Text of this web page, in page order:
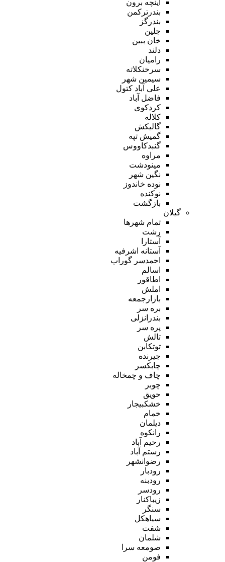
اینچه برون
بندرترکمن
بندرگز
جلین
خان ببین
دلند
رامیان
سرخنکلاته
سیمین شهر
علی آباد کتول
فاضل آباد
کردکوی
کلاله
گالیکش
گمیش تپه
گنبدکاووس
مراوه
مینودشت
نگین شهر
نوده خاندوز
نوکنده
بازگشت
گیلان
تمام شهر‌ها
رشت
آستارا
آستانه اشرفیه
احمدسر گوراب
اسالم
اطاقور
املش
بازارجمعه
بره سر
بندرانزلی
پره سر
تالش
توتکابن
جیرنده
چابکسر
چاف و چمخاله
چوبر
حویق
خشکبیجار
خمام
دیلمان
رانکوه
رحیم آباد
رستم آباد
رضوانشهر
رودبار
رودبنه
رودسر
زیباکنار
سنگر
سیاهکل
شفت
شلمان
صومعه سرا
فومن